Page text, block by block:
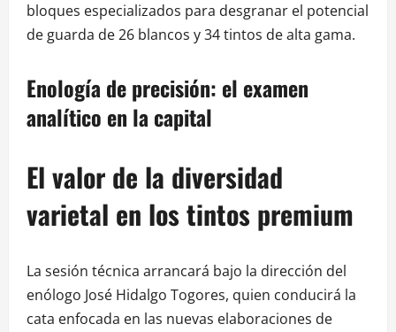
bloques especializados para desgranar el potencial
de guarda de 26 blancos y 34 tintos de alta gama.
Enología de precisión: el examen
analítico en la capital
El valor de la diversidad
varietal en los tintos premium
La sesión técnica arrancará bajo la dirección del
enólogo José Hidalgo Togores, quien conducirá la
cata enfocada en las nuevas elaboraciones de